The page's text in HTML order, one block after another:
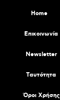
Home
Επικοινωνία
Newsletter
Tαυτότητα
Όροι Χρήσης